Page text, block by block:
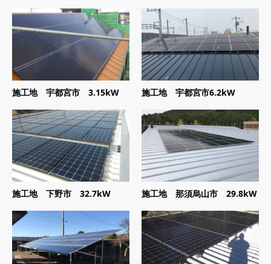
施工地 宇都宮市 3.15kW 施工地 宇都宮市6.2kW
施工地 下野市 32.7kW 施工地 那須烏山市 29.8kW